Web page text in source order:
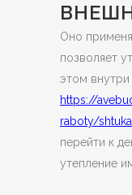
Оно
позволяет
этом внутри
https://
raboty/
перейти к
утепление